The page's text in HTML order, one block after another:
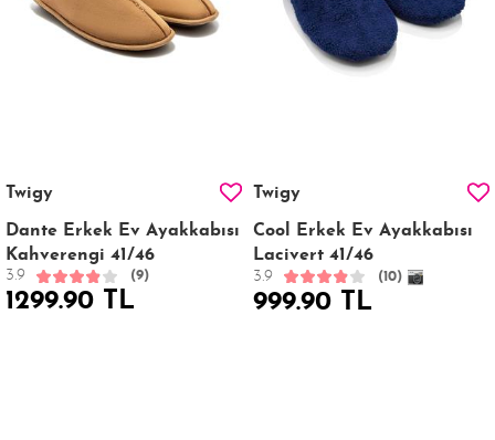
Twigy
Dante Erkek Ev Ayakkabısı
Kahverengi 41/46
3.9 (9)
1299.90 TL
Twigy
Cool Erkek Ev Ayakkabısı
Lacivert 41/46
3.9 (10)
999.90 TL